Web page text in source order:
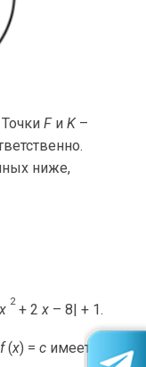
Точки Fи K–
ниже,
x 2+ 2 x – 8| + 1.
f(x) = c имеет